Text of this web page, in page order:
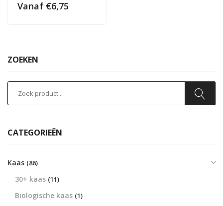
Vanaf €6,75
ZOEKEN
CATEGORIEËN
Kaas (86)
30+ kaas (11)
Biologische kaas (1)